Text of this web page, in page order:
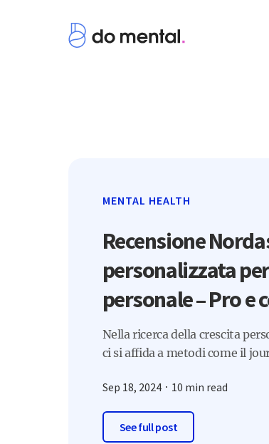
MENTAL HEALTH
Recensione
personalizzata
personale – Pro e
Nella ricerca della crescita
ci si affida a metodi come il
Sep 18, 2024 10 min read
See full post